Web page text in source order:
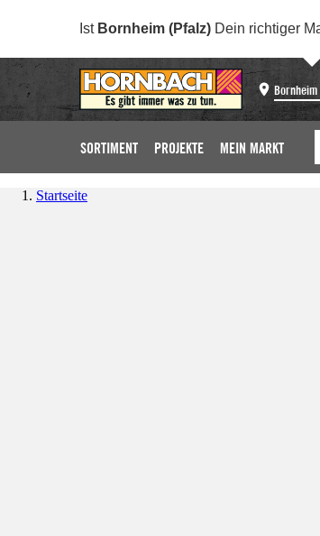
Ist Bornheim (Pfalz) Dein richtiger
SORTIMENT PROJEKTE MEIN MARKT
Startseite